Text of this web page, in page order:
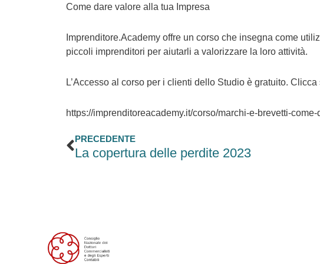
Come dare valore alla tua Impresa
Imprenditore.Academy offre un corso che insegna come
piccoli imprenditori per aiutarli a valorizzare la loro attività.
L’Accesso al corso per i clienti dello Studio è gratuito.
https://imprenditoreacademy.it/corso/marchi-e-brevetti-
Precedente
PRECEDENTE
La copertura delle perdite 2023